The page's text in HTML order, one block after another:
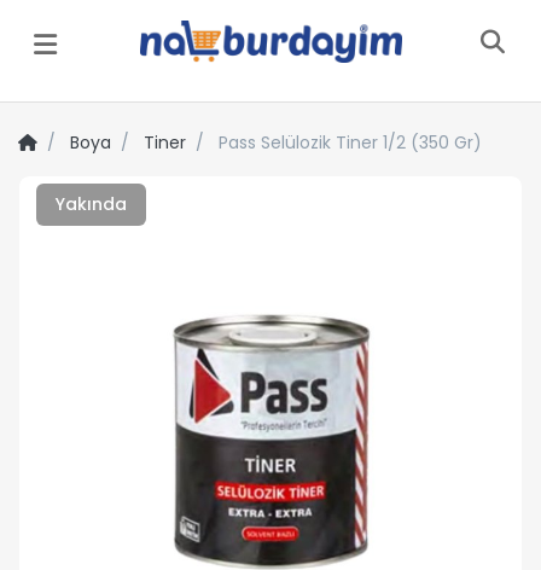
Menü
Boya Tiner Pass Selülozik Tiner 1/2 (350 Gr)
Yakında